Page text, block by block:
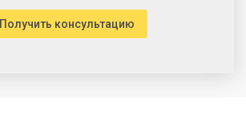
Получить консультацию